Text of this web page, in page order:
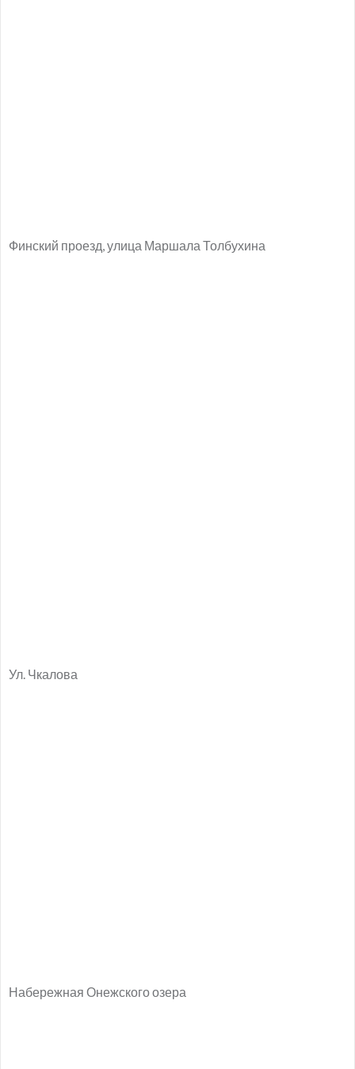
Финский проезд, улица Маршала Толбухина
Ул. Чкалова
Набережная Онежского озера